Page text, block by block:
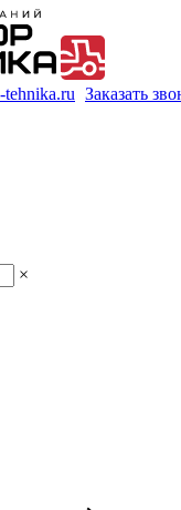
Заказать
×